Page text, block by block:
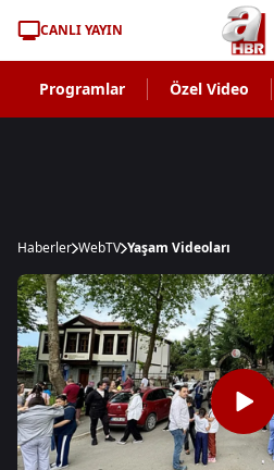
CANLI YAYIN
Programlar Özel Video
Haberler WebTV Yaşam Videoları